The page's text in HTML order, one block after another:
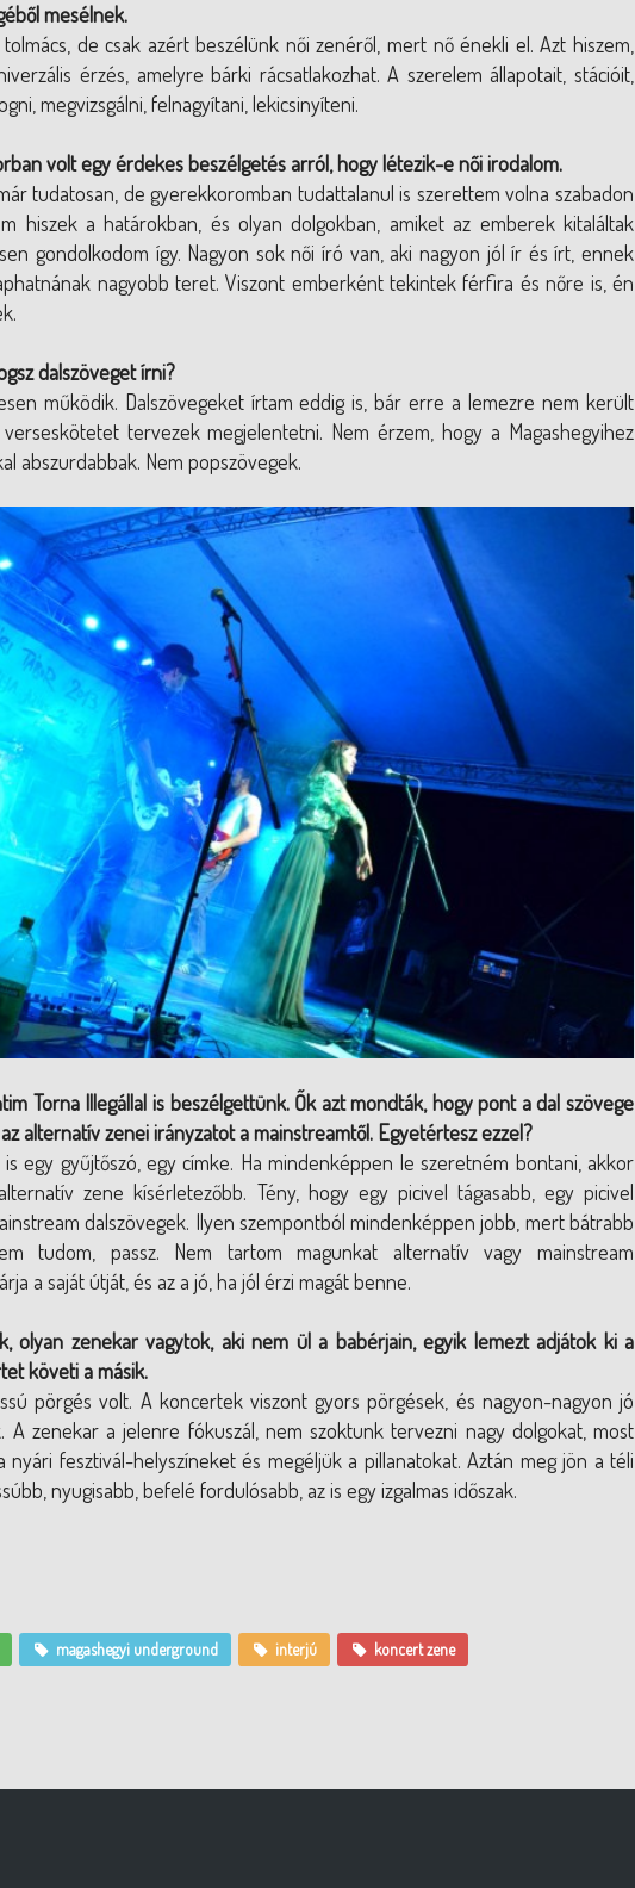
mesélnek.
de csak azért beszélünk női zenéről, mert nő énekli el. Azt hiszem,
érzés, amelyre bárki rácsatlakozhat. A szerelem állapotait, stációit,
megvizsgálni, felnagyítani, lekicsinyíteni.
volt egy érdekes beszélgetés arról, hogy létezik-e női irodalom.
tudatosan, de gyerekkoromban tudattalanul is szerettem volna szabadon
hiszek a határokban, és olyan dolgokban, amiket az emberek kitaláltak
gondolkodom így. Nagyon sok női író van, aki nagyon jól ír és írt, ennek
nagyobb teret. Viszont emberként tekintek férfira és nőre is, én
dalszöveget írni?
működik. Dalszövegeket írtam eddig is, bár erre a lemezre nem került
tervezek megjelentetni. Nem érzem, hogy a Magashegyihez
abszurdabbak. Nem popszövegek.
Torna Illegállal is beszélgettünk. Ők azt mondták, hogy pont a dal szövege
alternatív zenei irányzatot a mainstreamtől. Egyetértesz ezzel?
egy gyűjtőszó, egy címke. Ha mindenképpen le szeretném bontani, akkor
zene kísérletezőbb. Tény, hogy egy picivel tágasabb, egy picivel
dalszövegek. Ilyen szempontból mindenképpen jobb, mert bátrabb
tudom, passz. Nem tartom magunkat alternatív vagy mainstream
a saját útját, és az a jó, ha jól érzi magát benne.
olyan zenekar vagytok, aki nem ül a babérjain, egyik lemezt adjátok ki a
követi a másik.
pörgés volt. A koncertek viszont gyors pörgések, és nagyon-nagyon jó
A zenekar a jelenre fókuszál, nem szoktunk tervezni nagy dolgokat, most
nyári fesztivál-helyszíneket és megéljük a pillanatokat. Aztán meg jön a téli
nyugisabb, befelé fordulósabb, az is egy izgalmas időszak.
magashegyi underground interjú koncert zene